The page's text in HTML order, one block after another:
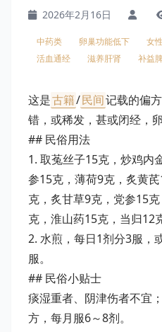
2026年2月16日
中药类 卵巢功能低下 女性
活血通经
滋养肝肾 补益
这是古籍/民间记载的偏
错，或稀发，甚或闭经，
## 民俗用法
1. 取菟丝子15克，炒鸡内
参15克，薄荷9克，炙黄
克，炙甘草9克，党参15
克，淮山药15克，当归12
2. 水煎，每日1剂分3服，
服。
## 民俗小贴士
痰湿重者、阴津伤者不宜
方，每月服6～8剂。